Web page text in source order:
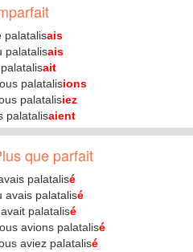
palatalisais
palatalisais
ait
palatalisions
palatalisiez
palatalisaient
que parfait
palatalisé
avais palatalisé
palatalisé
avions palatalisé
aviez palatalisé